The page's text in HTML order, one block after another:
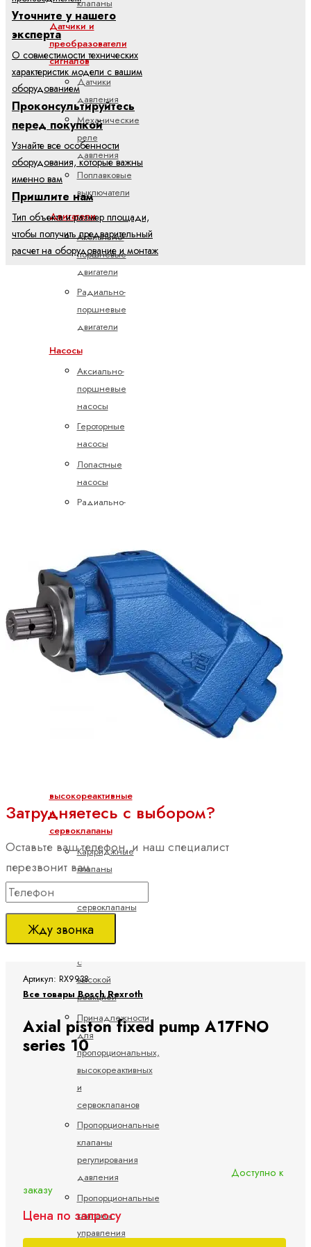
Датчики и
преобразователи
сигналов
Датчики
давления
Механические
реле
давления
Поплавковые
выключатели
Двигатели
Аксиально-
поршневые
двигатели
Радиально-
поршневые
двигатели
Насосы
Аксиально-
поршневые
насосы
Героторные
насосы
Лопастные
насосы
Радиально-
Шестеренные
насосы
с
внешним
зацеплением
Шестеренные
насосы
высокореактивные
и
сервоклапаны
Картриджные
клапаны
сервоклапаны
Направляющие
клапаны
с
высокой
реакцией
Принадлежности
для
пропорциональных,
высокореактивных
и
сервоклапанов
Пропорциональные
клапаны
регулирования
давления
Пропорциональные
клапаны
управления
Уточните у нашего
эксперта
О совместимости технических
характеристик модели с вашим
оборудованием
Проконсультируйтесь
перед покупкой
Узнайте все особенности
оборудования, которые важны
именно вам
Пришлите нам
Тип объекта и размер площади,
чтобы получить предварительный
расчет на оборудование и монтаж
Затрудняетесь с выбором?
Оставьте ваш телефон, и наш специалист
перезвонит вам
Жду звонка
Артикул: RX9938
Все товары Bosch Rexroth
Axial piston fixed pump A17FNO
series 10
Доступно к
заказу
Цена по запросу